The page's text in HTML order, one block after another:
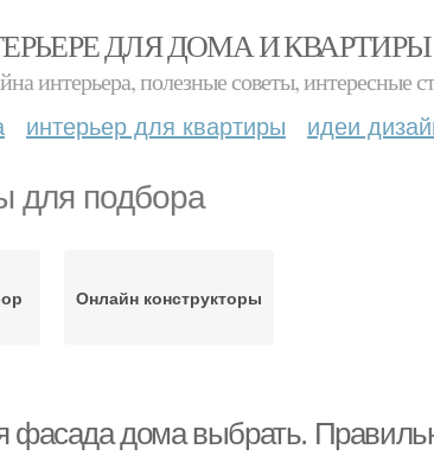
ДЛЯ ДОМА И КВАРТИРЫ
интерьера, полезные советы, интересные
интерьер для квартиры идеи
для подбора
Онлайн конструкторы
фасада дома выбрать.